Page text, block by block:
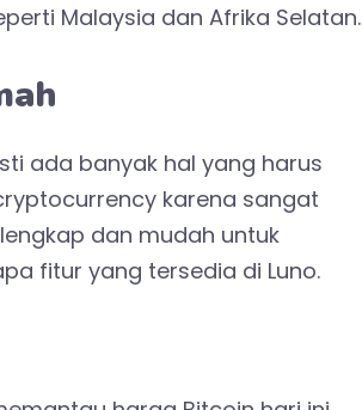
Malaysia dan Afrika Selatan.
ada banyak hal yang harus
karena sangat
dan mudah untuk
fitur yang tersedia di Luno.